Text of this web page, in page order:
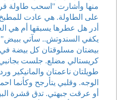
منها وأشارت "اسحب طاولة
على الطاولة. هي عادت
أدر هل عطرها يسبقها أم هي
يكفي السندوتش.. سآتي ببيض"
بيضتان مسلوقتان كل بيضة
كريستالي مضلع. جلست بجانبي.
طويلتان ناعمتان
الوجه. وقلبي يتأرجح وكأنما
أو عرقت جبهتي. تدق قشرة